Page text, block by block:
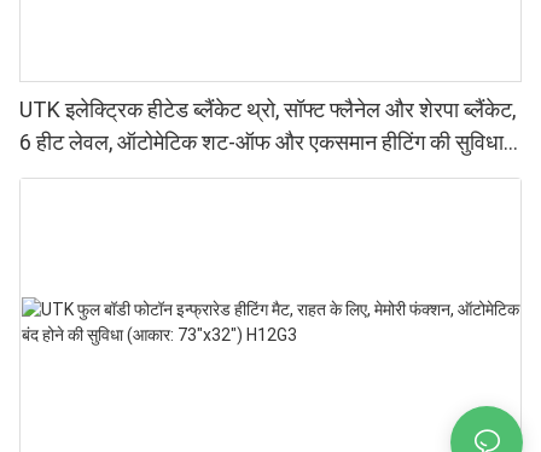
UTK इलेक्ट्रिक हीटेड ब्लैंकेट थ्रो, सॉफ्ट फ्लैनेल और शेरपा ब्लैंकेट,
6 हीट लेवल, ऑटोमेटिक शट-ऑफ और एकसमान हीटिंग की सुविधा
के साथ।